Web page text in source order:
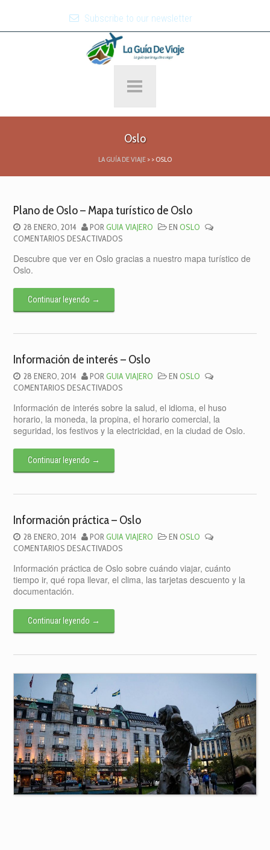
Subscribe to our newsletter
Oslo
LA GUÍA DE VIAJE > > OSLO
Plano de Oslo – Mapa turístico de Oslo
28 ENERO, 2014 PORGUIA VIAJERO ENOSLO
COMENTARIOS DESACTIVADOS
DE
Descubre que ver en Oslo gracias a nuestro mapa turístico de
Oslo.
Continuar leyendo →
Información de interés – Oslo
28 ENERO, 2014 PORGUIA VIAJERO ENOSLO
COMENTARIOS DESACTIVADOS
DE
INTERÉS
–
Información de interés sobre la salud, el idioma, el huso
horario, la moneda, la propina, el horario comercial, la
seguridad, los festivos y la electricidad, en la ciudad de Oslo.
Continuar leyendo →
Información práctica – Oslo
28 ENERO, 2014 PORGUIA VIAJERO ENOSLO
COMENTARIOS DESACTIVADOS
PRÁCTICA
–
Información práctica de Oslo sobre cuándo viajar, cuánto
tiempo ir, qué ropa llevar, el clima, las tarjetas descuento y la
documentación.
Continuar leyendo →